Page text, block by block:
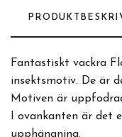
Fantastiskt vackra
insektsmotiv. De är
Motiven är
I ovankanten är
upphängning.